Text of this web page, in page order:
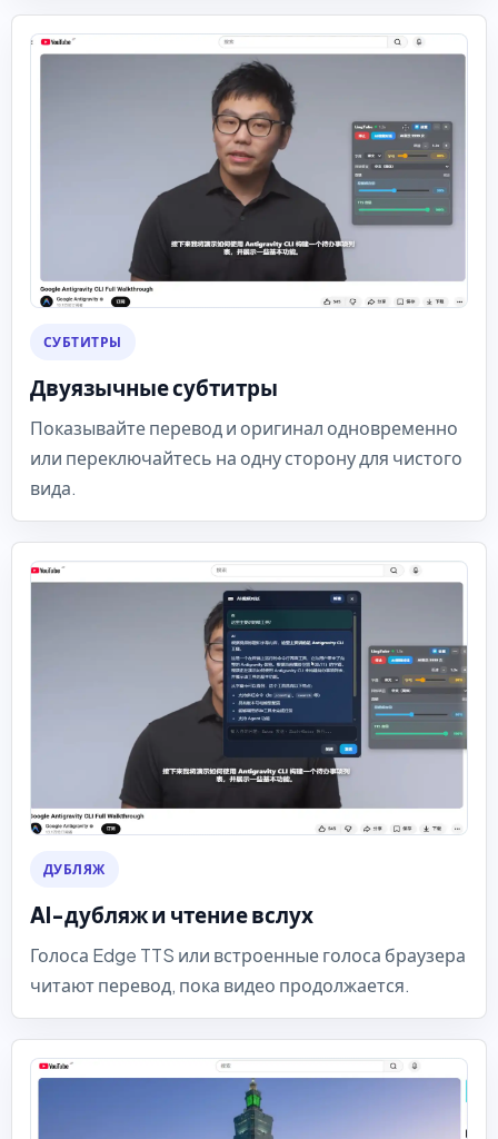
СУБТИТРЫ
Двуязычные субтитры
Показывайте перевод и оригинал одновременно
или переключайтесь на одну сторону для чистого
вида.
ДУБЛЯЖ
AI-дубляж и чтение вслух
Голоса Edge TTS или встроенные голоса браузера
читают перевод, пока видео продолжается.